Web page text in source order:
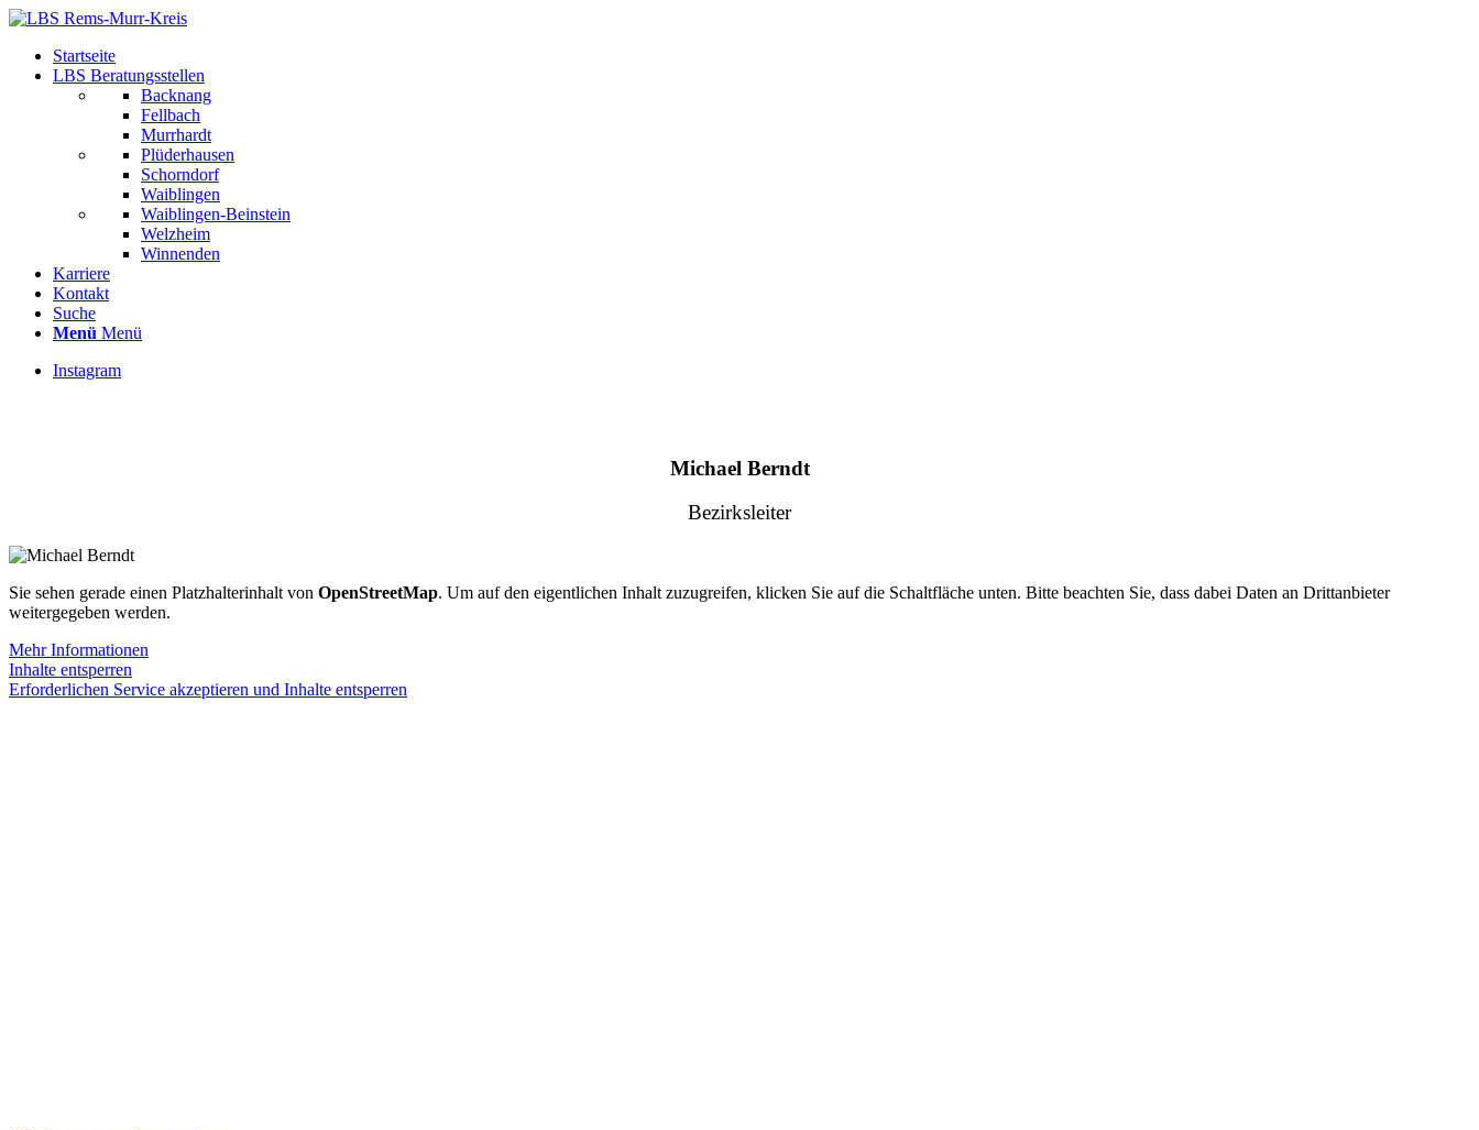
Startseite
LBS Beratungsstellen
Backnang
Fellbach
Murrhardt
Plüderhausen
Schorndorf
Waiblingen
Waiblingen-Beinstein
Welzheim
Winnenden
Karriere
Kontakt
Suche
Menü Menü
Instagram
Michael Berndt
Bezirksleiter
Sie sehen gerade einen Platzhalterinhalt von OpenStreetMap. Um auf den eigentlichen Inhalt zuzugreifen, klicken Sie auf die Schaltfläche unten. Bitte beachten Sie, dass dabei Daten an Drittanbieter
weitergegeben werden.
Mehr Informationen
Inhalte entsperren
Erforderlichen Service akzeptieren und Inhalte entsperren